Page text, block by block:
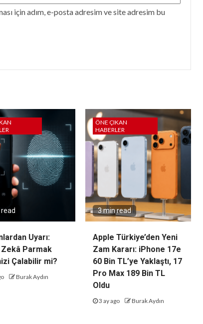
için adım, e-posta adresim ve site adresim bu
Uyarı:
Zekâ Parmak
Çalabilir mi?
Burak Aydın
ÖNE ÇIKAN
HABERLER
3 min read
Apple Türkiye’den Yeni
Zam Kararı: iPhone 17e
60 Bin TL’ye Yaklaştı, 17
Pro Max 189 Bin TL
Oldu
3 ay ago Burak Aydın